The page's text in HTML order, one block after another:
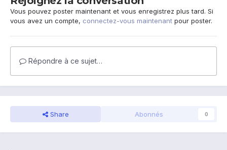
Vous pouvez poster maintenant et vous enregistrez plus tard. Si
vous avez un compte, connectez-vous maintenant pour poster.
Répondre à ce sujet…
Share Abonnés 0